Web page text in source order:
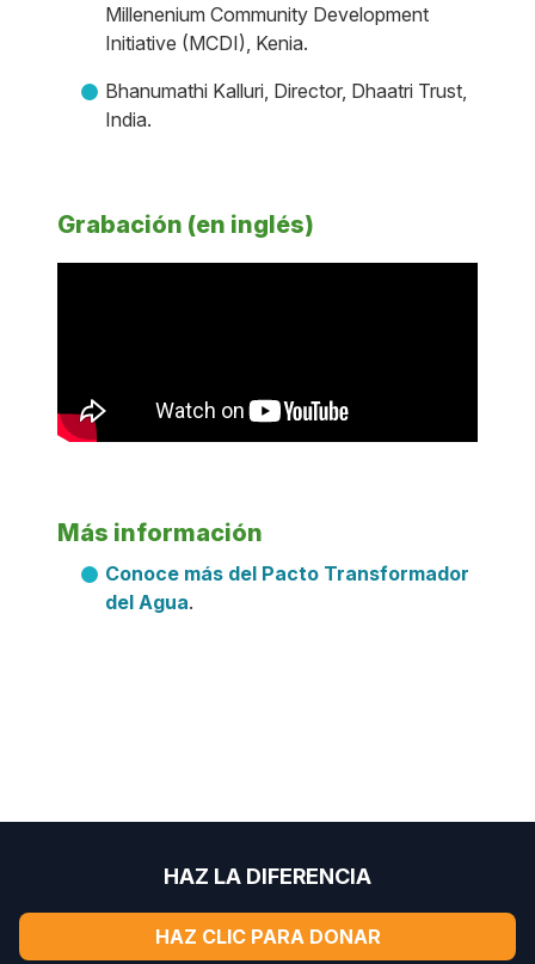
Millenenium Community Development
Initiative (MCDI), Kenia.
Bhanumathi Kalluri, Director, Dhaatri Trust,
India.
Grabación (en inglés)
Más información
Conoce más del Pacto Transformador
del Agua.
HAZ LA DIFERENCIA
HAZ CLIC PARA DONAR